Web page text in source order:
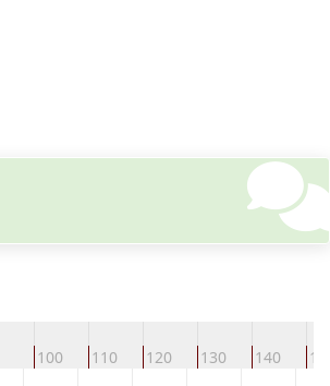
100 110 120 130 140